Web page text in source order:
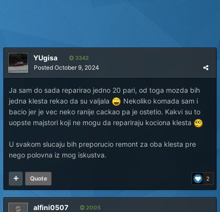
YUgisa 3342
Posted October 9, 2024
Ja sam do sada reparirao jedno 20 pari, od toga mozda bih
jedna klesta rekao da su valjala
Nekoliko komada sam i
bacio jer je vec neko ranije cackao pa je ostetio. Kakvi su to
uopste majstori koji ne mogu da repariraju kociona klesta
U svakom slucaju bih preporucio remont za oba klesta pre
nego polovna iz mog iskustva.
2
Quote
alfini0507 2005